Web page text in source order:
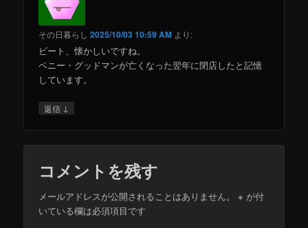
その日暮らし 2025/10/03 10:59 AM より:
ビート、懐かしいですね。
ベニー・グッドマンが亡くなった翌年に閉店したと記憶
しています。
返信 ↓
コメントを残す
メールアドレスが公開されることはありません。 ※ が付
いている欄は必須項目です